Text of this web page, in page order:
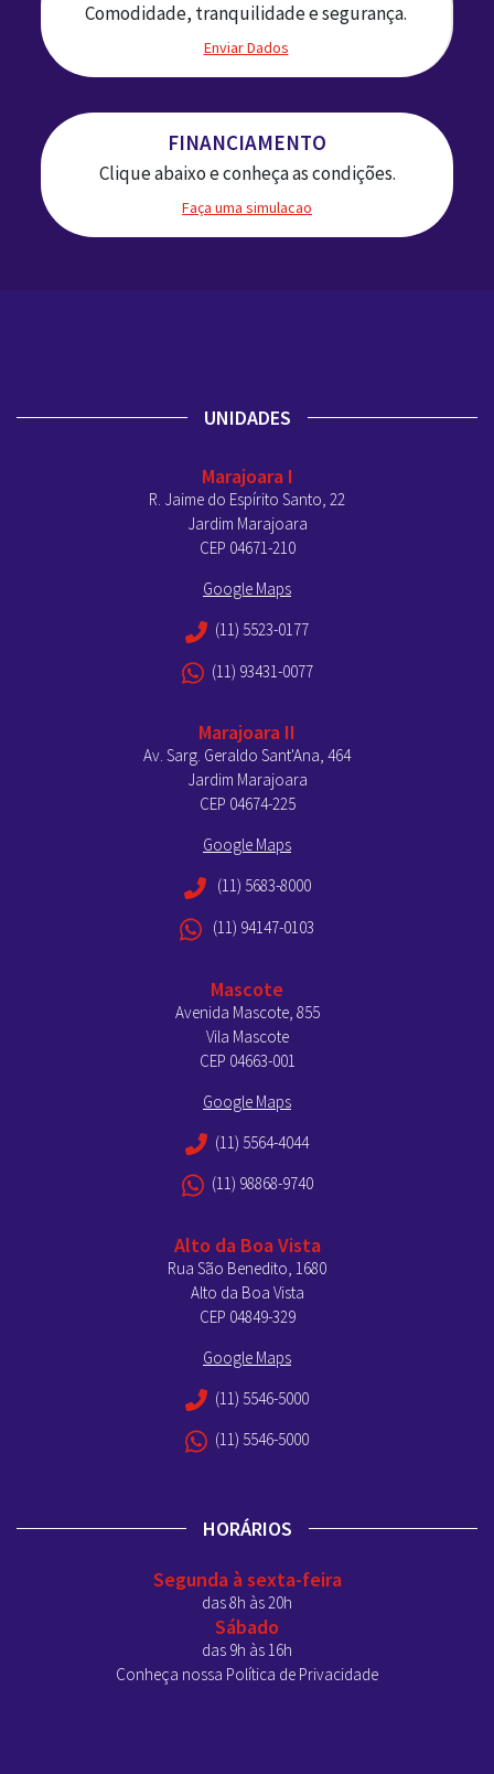
Comodidade, tranquilidade e segurança.
Enviar Dados
FINANCIAMENTO
Clique abaixo e conheça as condições.
Faça uma simulacao
UNIDADES
Marajoara I
R. Jaime do Espírito Santo, 22
Jardim Marajoara
CEP 04671-210
Google Maps
(11) 5523-0177
(11) 93431-0077
Marajoara II
Av. Sarg. Geraldo Sant'Ana, 464
Jardim Marajoara
CEP 04674-225
Google Maps
(11) 5683-8000
(11) 94147-0103
Mascote
Avenida Mascote, 855
Vila Mascote
CEP 04663-001
Google Maps
(11) 5564-4044
(11) 98868-9740
Alto da Boa Vista
Rua São Benedito, 1680
Alto da Boa Vista
CEP 04849-329
Google Maps
(11) 5546-5000
(11) 5546-5000
HORÁRIOS
Segunda à sexta-feira
das 8h às 20h
Sábado
das 9h às 16h
Conheça nossa Política de Privacidade